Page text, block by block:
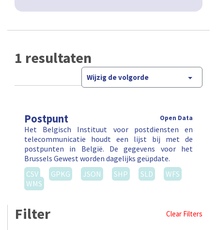
1 resultaten
Wijzig de volgorde
Postpunt Open Data
Het Belgisch Instituut voor postdiensten en
telecommunicatie houdt een lijst bij met de
postpunten in België. De gegevens voor het
Brussels Gewest worden dagelijks geüpdate.
CSV
GPKG JSON SHP SLD
WFS
WMS
Filter Clear Filters